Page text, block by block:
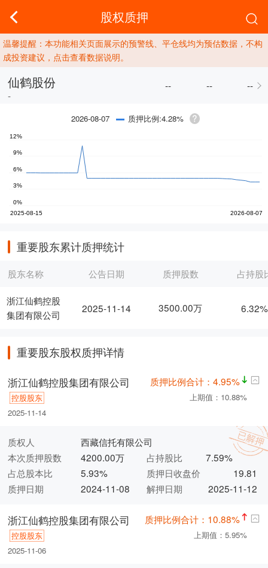
股权质押
温馨提醒：本功能相关页面展示的预警线、平仓线均为预估数据，不构
成投资建议，点击查看数据说明。
仙鹤股份
-
-- -- --
2026-08-07 质押比例:4.28%
重要股东累计质押统计
股东名称
浙江仙鹤控股
集团有限公司
公告日期 质押股数 占持股
2025-11-14 3500.00万 6.32%
重要股东股权质押详情
浙江仙鹤控股集团有限公司
控股股东
2025-11-14
质押比例合计：4.95%
上期值：10.88%
质权人
西藏信托有限公司
本次质押股数
4200.00万 占持股比
7.59%
占总股本比
5.93% 质押日收盘价
19.81
质押日期
2024-11-08 解押日期 2025-11-12
浙江仙鹤控股集团有限公司
控股股东
2025-11-06
质押比例合计：10.88%
上期值：5.95%